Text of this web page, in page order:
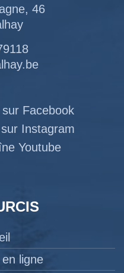
46
Facebook
Instagram
Youtube
ligne